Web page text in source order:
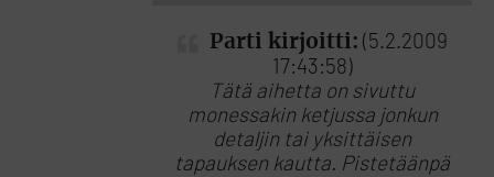
Parti kirjoitti: (5.2.2009
17:43:58)
Tätä aihetta on sivuttu
monessakin ketjussa jonkun
detaljin tai yksittäisen
tapauksen kautta. Pistetäänpä